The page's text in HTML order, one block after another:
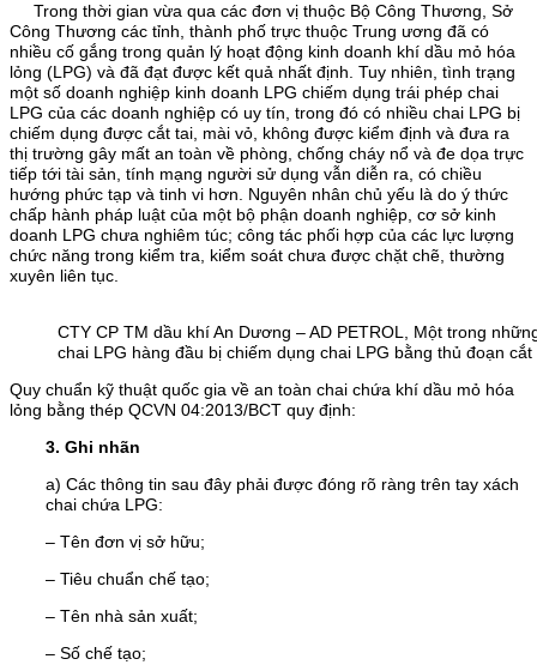
Trong thời gian vừa qua các đơn vị thuộc Bộ Công Thương, Sở
Công Thương các tỉnh, thành phố trực thuộc Trung ương đã có
nhiều cố gắng trong quản lý hoạt động kinh doanh khí dầu mỏ hóa
lỏng (LPG) và đã đạt được kết quả nhất định. Tuy nhiên, tình trạng
một số doanh nghiệp kinh doanh LPG chiếm dụng trái phép chai
LPG của các doanh nghiệp có uy tín, trong đó có nhiều chai LPG bị
chiếm dụng được cắt tai, mài vỏ, không được kiểm định và đưa ra
thị trường gây mất an toàn về phòng, chống cháy nổ và đe dọa trực
tiếp tới tài sản, tính mạng người sử dụng vẫn diễn ra, có chiều
hướng phức tạp và tinh vi hơn. Nguyên nhân chủ yếu là do ý thức
chấp hành pháp luật của một bộ phận doanh nghiệp, cơ sở kinh
doanh LPG chưa nghiêm túc; công tác phối hợp của các lực lượng
chức năng trong kiểm tra, kiểm soát chưa được chặt chẽ, thường
xuyên liên tục.
CTY CP TM dầu khí An Dương – AD PETROL, Một trong
chai LPG hàng đầu bị chiếm dụng chai LPG bằng thủ đoạn cắt
Quy chuẩn kỹ thuật quốc gia về an toàn chai chứa khí dầu mỏ hóa
lỏng bằng thép QCVN 04:2013/BCT quy định:
3. Ghi nhãn
a) Các thông tin sau đây phải được đóng rõ ràng trên tay xách
chai chứa LPG:
– Tên đơn vị sở hữu;
– Tiêu chuẩn chế tạo;
– Tên nhà sản xuất;
– Số chế tạo;